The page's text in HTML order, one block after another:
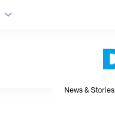
News & Stories